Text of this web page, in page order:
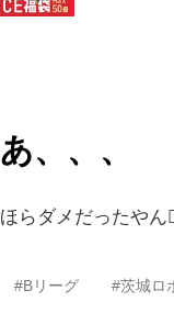
あ、、、
ほらダメだったやん
#Bリーグ #茨城ロ